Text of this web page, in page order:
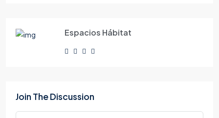
Espacios Hábitat
Join The Discussion